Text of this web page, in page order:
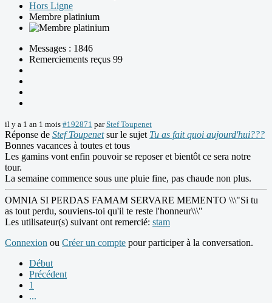
Hors Ligne
Membre platinium
Messages : 1846
Remerciements reçus 99
il y a 1 an 1 mois #192871 parStef Toupenet
Réponse de Stef Toupenetsur le sujet Tu as fait quoi aujourd'hui???
Bonnes vacances à toutes et tous
Les gamins vont enfin pouvoir se reposer et bientôt ce sera notre
tour.
La semaine commence sous une pluie fine, pas chaude non plus.
OMNIA SI PERDAS FAMAM SERVARE MEMENTO \\\"Si tu
as tout perdu, souviens-toi qu'il te reste l'honneur\\\"
Les utilisateur(s) suivant ont remercié: stam
Connexion ou Créer un compte pour participer à la conversation.
Début
Précédent
1
...